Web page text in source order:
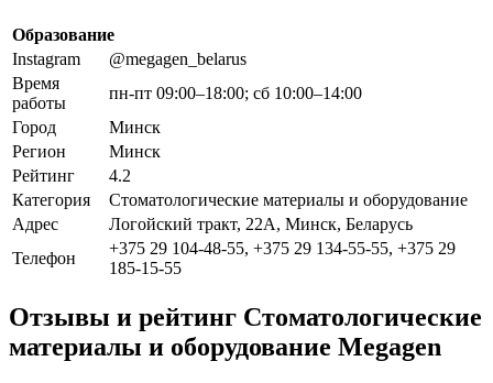
Образование
Instagram
@megagen_belarus
Время
работы
пн-пт 09:00–18:00; сб 10:00–14:00
Город
Минск
Регион
Минск
Рейтинг
4.2
Категория
Стоматологические материалы и оборудование
Адрес
Логойский тракт, 22А, Минск, Беларусь
Телефон
+375 29 104-48-55, +375 29 134-55-55, +375 29
185-15-55
Отзывы и рейтинг Стоматологические
материалы и оборудование Megagen